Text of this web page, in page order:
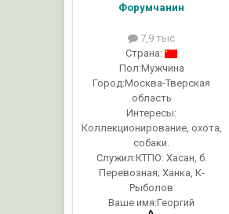
Форумчанин
7,9 тыс
Страна:
Пол:Мужчина
Город:Москва-Тверская
область
Интересы:
Коллекционирование, охота,
собаки.
Служил:КТПО: Хасан, б.
Перевозная; Ханка, К-
Рыболов
Ваше имя:Георгий